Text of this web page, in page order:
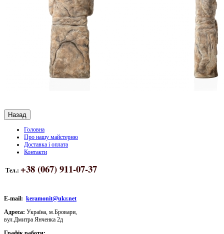
Головна
Про нашу майстерню
Доставка і оплата
Контакти
Тел.: +38 (067) 911-07-37
E-mail: keramonit@ukr.net
Адреса: Україна, м.Бровари,
вул.Дмитра Янченка 2д